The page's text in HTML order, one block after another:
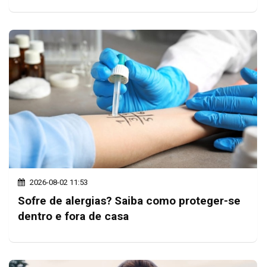
2026-08-02 11:53
Sofre de alergias? Saiba como proteger-se
dentro e fora de casa